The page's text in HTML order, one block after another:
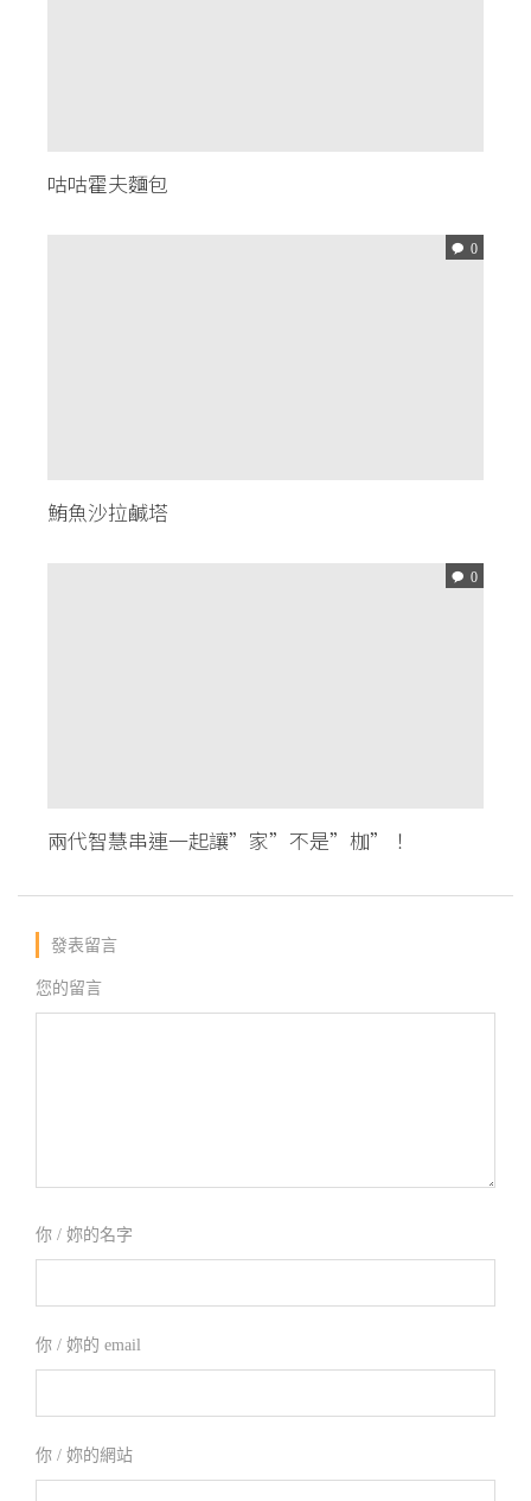
咕咕霍夫麵包
0
鮪魚沙拉鹹塔
0
兩代智慧串連一起讓”家”不是”枷”！
發表留言
您的留言
你 / 妳的名字
你 / 妳的 email
你 / 妳的網站